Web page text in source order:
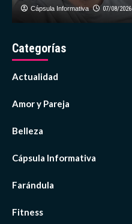
Cápsula Informativa 07/08/2026
Categorías
Actualidad
Amor y Pareja
Belleza
Cápsula Informativa
Farándula
Fitness